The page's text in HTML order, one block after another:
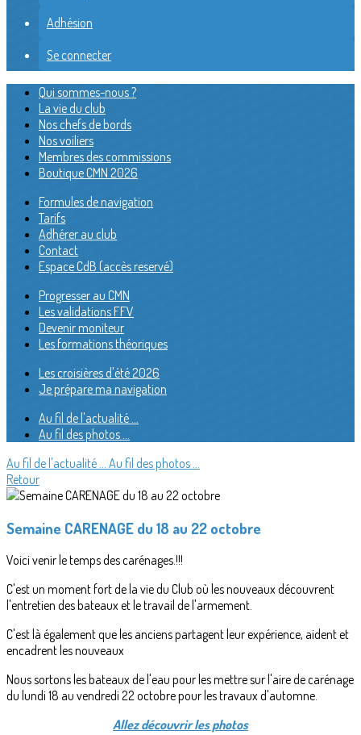
Adhésion
Se connecter
Qui sommes-nous ?
La vie du club
Nos chefs de bords
Nos voiliers
Membres des commissions
Boutique CMN 2026
Formules de navigation
Tarifs
Adhérer au club
Contact
Espace CdB (accès reservé)
Progresser au CMN
Les validations FFV
Devenir moniteur
Les formations théoriques
Les croisières d'été 2026
Je prépare ma navigation
Au fil de l'actualité ...
Au fil des photos ...
Au fil de l'actualité ... Au fil des photos ...
Retour
Semaine CARENAGE du 18 au 22 octobre
Voici venir le temps des carénages.!!!
C'est un moment fort de la vie du Club où les nouveaux découvrent
l'entretien des bateaux et le travail de l'armement.
C'est là également que les anciens partagent leur expérience, aident et
encadrent les nouveaux
Nous sortons les bateaux de l'eau pour les mettre sur l'aire de carénage
du lundi 18 au vendredi 22 octobre pour les travaux d'automne.
Allez découvrir les photos